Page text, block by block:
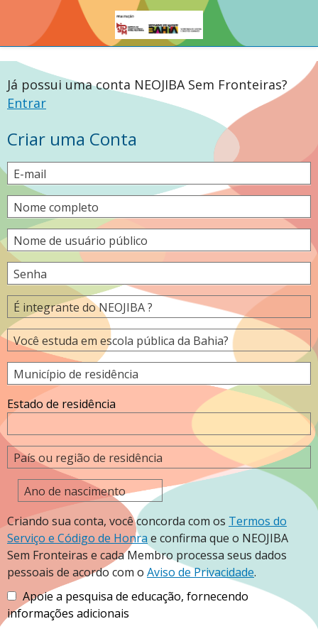
Já possui uma conta NEOJIBA Sem Fronteiras?
Entrar
Criar uma Conta
E-mail
Nome completo
Nome de usuário público
Senha
É integrante do NEOJIBA ?
Você estuda em escola pública da Bahia?
Município de residência
Estado de residência
País ou região de residência
Ano de nascimento
Criando sua conta, você concorda com os Termos do
Serviço e Código de Honra e confirma que o NEOJIBA
Sem Fronteiras e cada Membro processa seus dados
pessoais de acordo com o Aviso de Privacidade.
Apoie a pesquisa de educação, fornecendo
informações adicionais